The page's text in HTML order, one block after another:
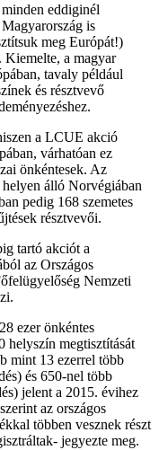
eddiginél
is
meg Európát!)
Kiemelte, a magyar
tavaly például
és résztvevő
a LCUE akció
várhatóan ez
önkéntesek. Az
álló Norvégiában
pedig 168 szemetes
résztvevői.
tartó akciót a
az Országos
Nemzeti
ezer önkéntes
helyszín megtisztítását
mint 13 ezerrel több
és 650-nel több
jelent a 2015. évihez
az országos
többen vesznek részt
jegyezte meg.